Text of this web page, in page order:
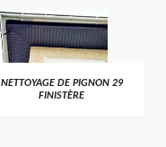
NETTOYAGE DE PIGNON 29
FINISTÈRE